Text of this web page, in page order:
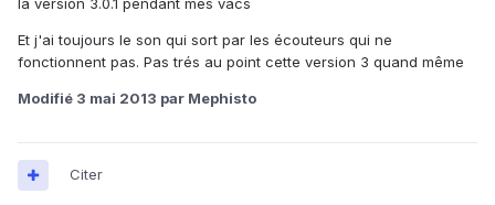
la version 3.0.1 pendant mes vacs
Et j'ai toujours le son qui sort par les écouteurs qui ne
fonctionnent pas. Pas trés au point cette version 3 quand même
Modifié 3 mai 2013 par Mephisto
Citer